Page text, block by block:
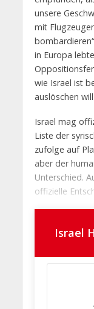
unsere
mit
in Europa
wie Israel ist
auslöschen
Israel mag
Liste der
zufolge auf
aber der
Unterschied.
offizielle
Israel